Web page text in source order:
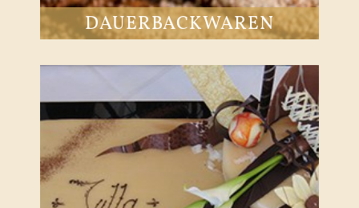
DAUERBACKWAREN